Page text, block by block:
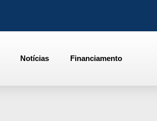
Notícias Financiamento